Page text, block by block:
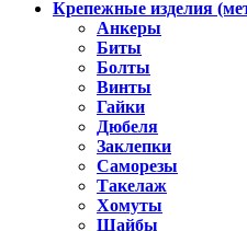
Крепежные изделия
Анкеры
Биты
Болты
Винты
Гайки
Дюбеля
Заклепки
Саморезы
Такелаж
Хомуты
Шайбы